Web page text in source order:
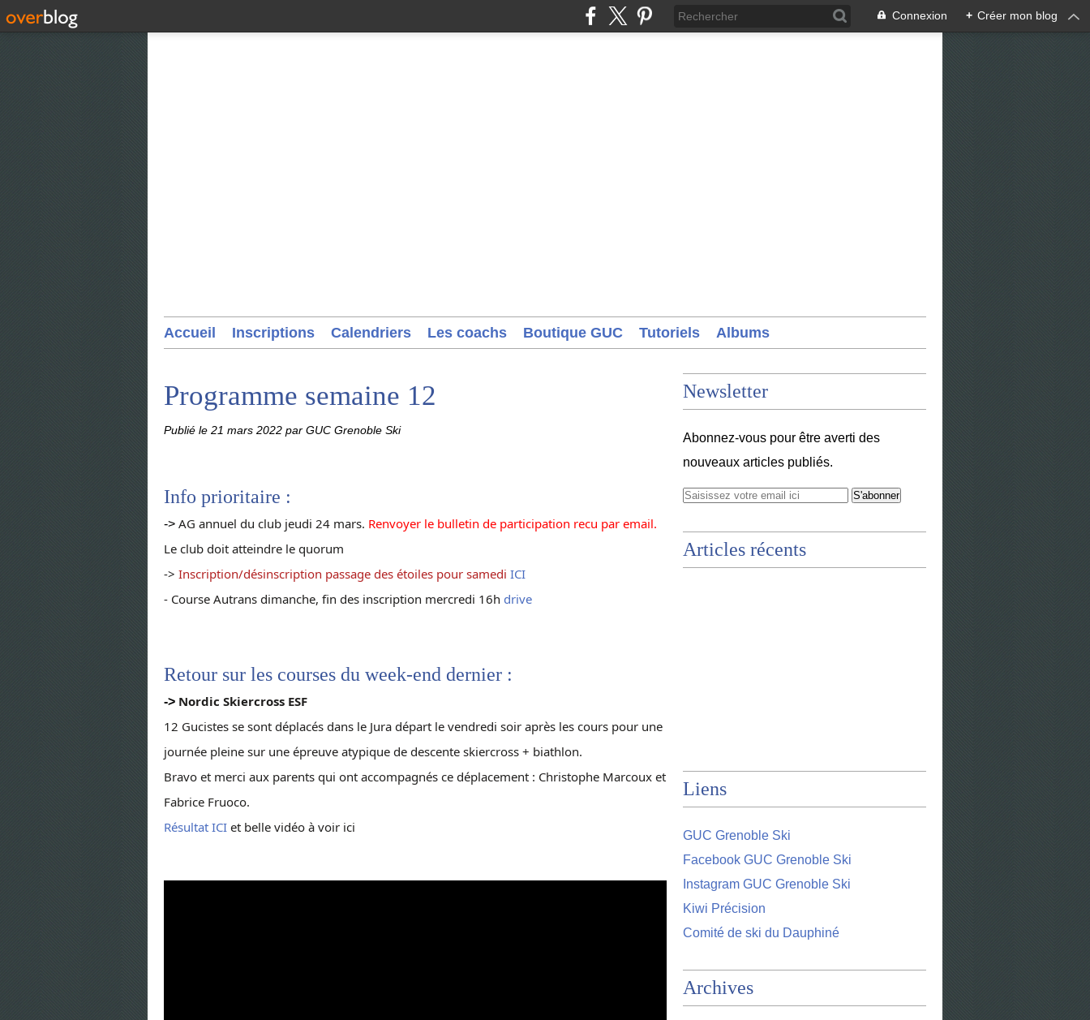
Connexion + Créer mon blog
Accueil Inscriptions Calendriers Les coachs Boutique GUC Tutoriels Albums
Programme semaine 12
Publié le 21 mars 2022 par GUC Grenoble Ski
Info prioritaire :
-> AG annuel du club jeudi 24 mars. Renvoyer le bulletin de participation recu par email.
Le club doit atteindre le quorum
-> Inscription/désinscription passage des étoiles pour samedi ICI
- Course Autrans dimanche, fin des inscription mercredi 16h drive
Retour sur les courses du week-end dernier :
-> Nordic Skiercross ESF
12 Gucistes se sont déplacés dans le Jura départ le vendredi soir après les cours pour une
journée pleine sur une épreuve atypique de descente skiercross + biathlon.
Bravo et merci aux parents qui ont accompagnés ce déplacement : Christophe Marcoux et
Fabrice Fruoco.
Résultat ICI et belle vidéo à voir ici
Newsletter
Abonnez-vous pour être averti des
nouveaux articles publiés.
Articles récents
Liens
GUC Grenoble Ski
Facebook GUC Grenoble Ski
Instagram GUC Grenoble Ski
Kiwi Précision
Comité de ski du Dauphiné
Archives